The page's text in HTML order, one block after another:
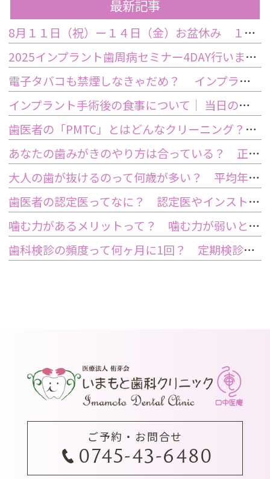
最新記事
8月１１日（祝）ー１４日（金）お盆休み １５日土曜日から診療しております
2025インプラント歯周病セミナー4DAY行いました
電子タバコも禁煙しなきゃだめ？ インプラント手術前後の喫煙が及ぼす影響とは？
インプラント手術後の食事について｜ 当日の注意点・いつから普通の食事ができる？
歯医者の「PMTC」とはどんなクリーニング？スケーリングとは何が違うの？
あなたの歯みがきのやり方は合っている？ 正しい歯みがき方法と間違った方法
大人の歯が抜けるのって何歳が多い？ 平均年齢と原因について
歯医者の認定医ってなに？ 認定医やインストラクターの資格を持つ歯医者のメリット
噛む力があるメリットって？ 噛む力が弱いとどうなるの？
歯科検診の頻度って何ヶ月に1回？ 定期検診って何するの？
ご予約・お問合せ
0745-43-6480